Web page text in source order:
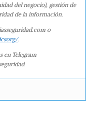
del negocio), gestión de
de la información.
o
.
en Telegram